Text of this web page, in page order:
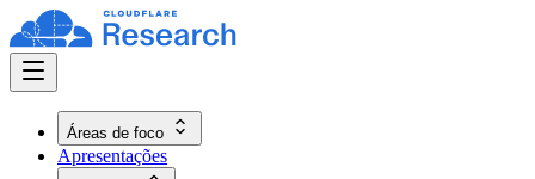
Áreas de foco
Apresentações